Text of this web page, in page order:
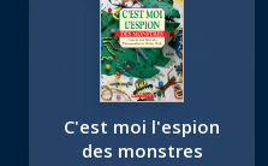
C'est moi l'espion
des monstres